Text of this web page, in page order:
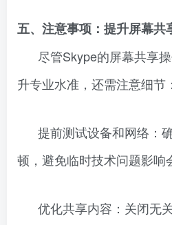
五、注意事项：提升屏幕共
尽管Skype的屏幕共享
升专业水准，还需注意细节：
提前测试设备和网络：
顿，避免临时技术问题影响
优化共享内容：关闭无